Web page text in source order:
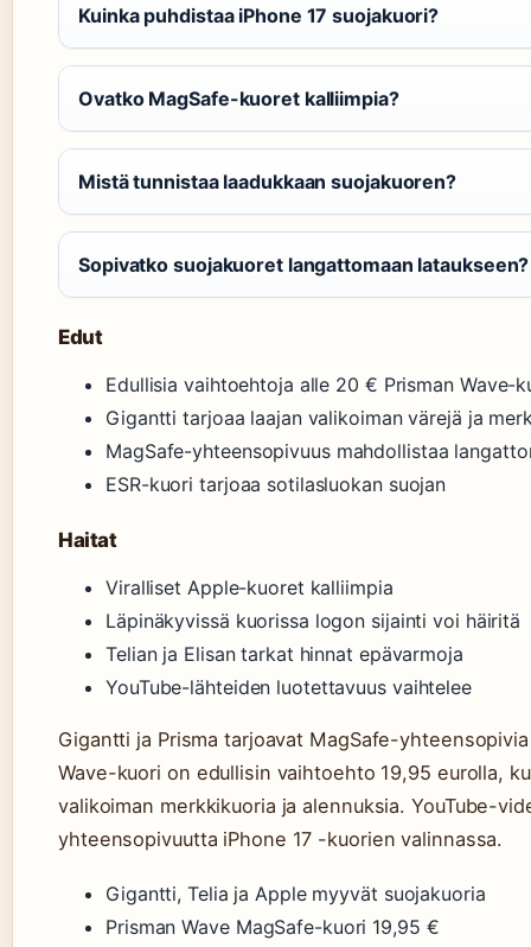
Kuinka puhdistaa iPhone 17 suojakuori?
Ovatko MagSafe-kuoret kalliimpia?
Mistä tunnistaa laadukkaan suojakuoren?
Sopivatko suojakuoret langattomaan lataukseen?
Edut
Edullisia vaihtoehtoja alle 20 € Prisman Wave-
Gigantti tarjoaa laajan valikoiman värejä ja
MagSafe-yhteensopivuus mahdollistaa
ESR-kuori tarjoaa sotilasluokan suojan
Haitat
Viralliset Apple-kuoret kalliimpia
Läpinäkyvissä kuorissa logon sijainti voi häiritä
Telian ja Elisan tarkat hinnat epävarmoja
YouTube-lähteiden luotettavuus vaihtelee
Gigantti ja Prisma tarjoavat MagSafe-
Wave-kuori on edullisin vaihtoehto 19,95 eurolla,
valikoiman merkkikuoria ja alennuksia. YouTube-
yhteensopivuutta iPhone 17 -kuorien valinnassa.
Gigantti, Telia ja Apple myyvät suojakuoria
Prisman Wave MagSafe-kuori 19,95 €